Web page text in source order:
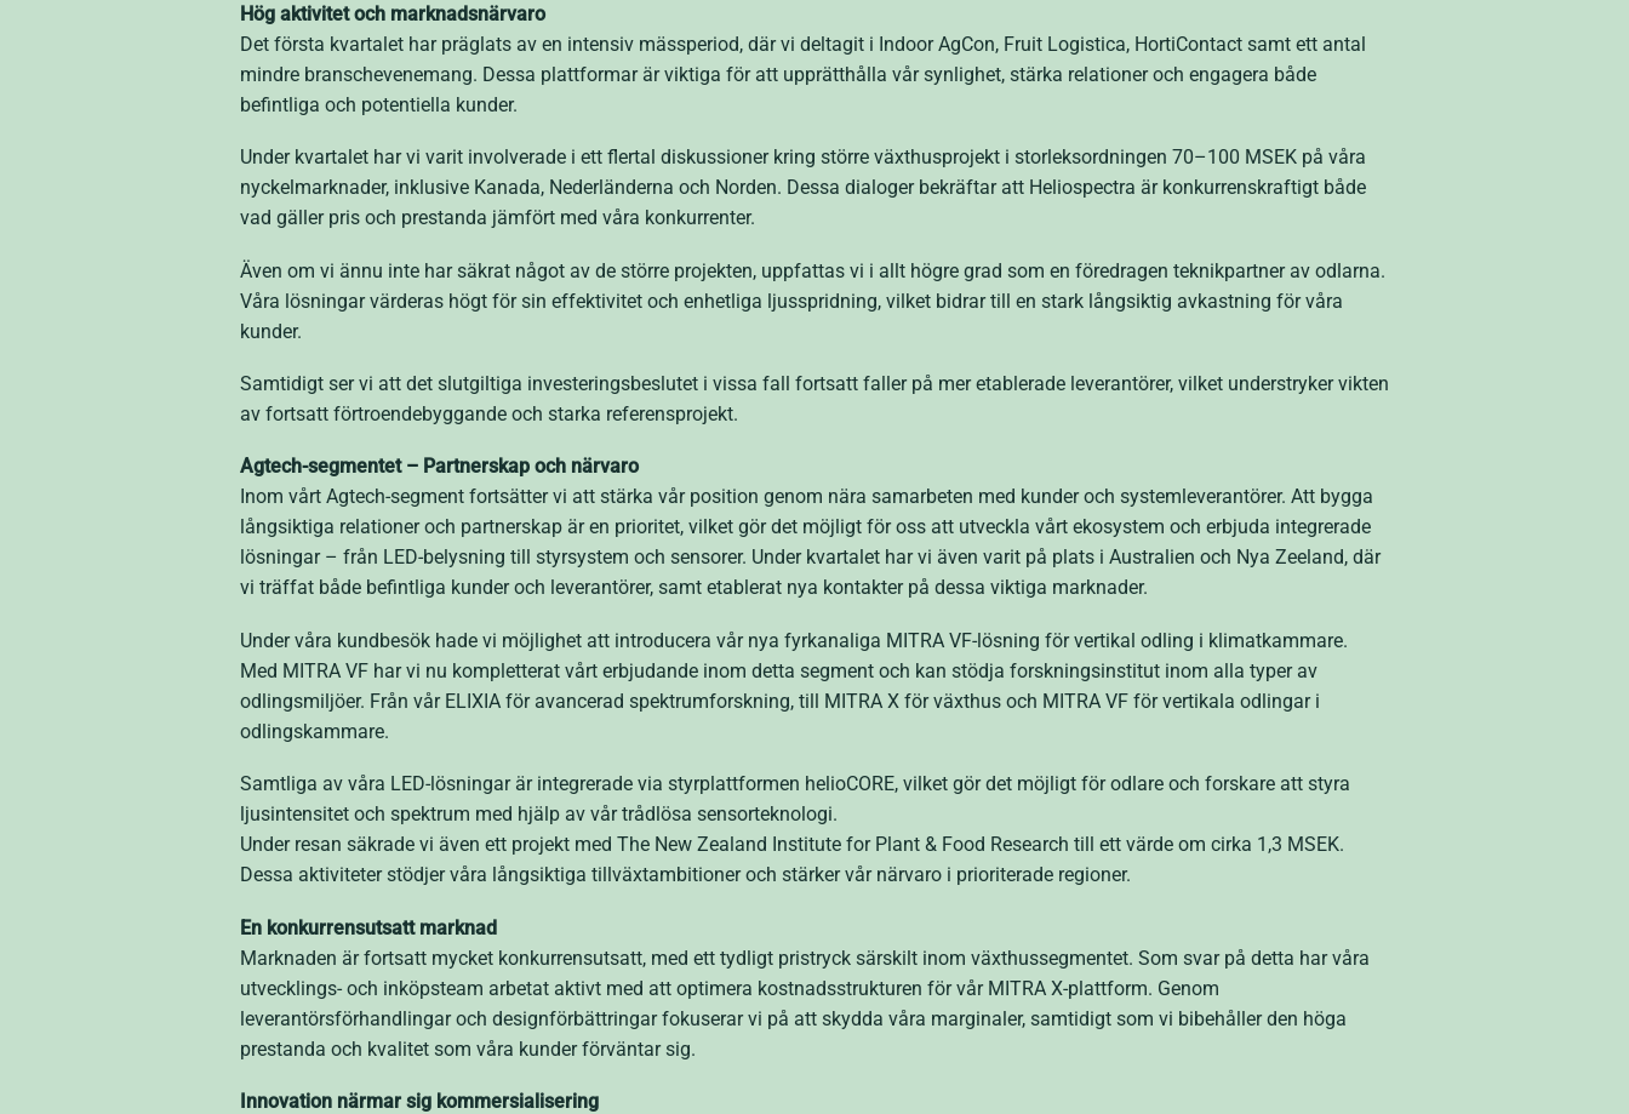
Hög aktivitet och marknadsnärvaro
Det första kvartalet har präglats av en intensiv mässperiod, där vi deltagit i Indoor AgCon, Fruit Logistica, HortiContact samt ett antal
mindre branschevenemang. Dessa plattformar är viktiga för att upprätthålla vår synlighet, stärka relationer och engagera både
befintliga och potentiella kunder.
Under kvartalet har vi varit involverade i ett flertal diskussioner kring större växthusprojekt i storleksordningen 70–100 MSEK på våra
nyckelmarknader, inklusive Kanada, Nederländerna och Norden. Dessa dialoger bekräftar att Heliospectra är konkurrenskraftigt både
vad gäller pris och prestanda jämfört med våra konkurrenter.
Även om vi ännu inte har säkrat något av de större projekten, uppfattas vi i allt högre grad som en föredragen teknikpartner av odlarna.
Våra lösningar värderas högt för sin effektivitet och enhetliga ljusspridning, vilket bidrar till en stark långsiktig avkastning för våra
kunder.
Samtidigt ser vi att det slutgiltiga investeringsbeslutet i vissa fall fortsatt faller på mer etablerade leverantörer, vilket understryker vikten
av fortsatt förtroendebyggande och starka referensprojekt.
Agtech-segmentet – Partnerskap och närvaro
Inom vårt Agtech-segment fortsätter vi att stärka vår position genom nära samarbeten med kunder och systemleverantörer. Att bygga
långsiktiga relationer och partnerskap är en prioritet, vilket gör det möjligt för oss att utveckla vårt ekosystem och erbjuda integrerade
lösningar – från LED-belysning till styrsystem och sensorer. Under kvartalet har vi även varit på plats i Australien och Nya Zeeland, där
vi träffat både befintliga kunder och leverantörer, samt etablerat nya kontakter på dessa viktiga marknader.
Under våra kundbesök hade vi möjlighet att introducera vår nya fyrkanaliga MITRA VF-lösning för vertikal odling i klimatkammare.
Med MITRA VF har vi nu kompletterat vårt erbjudande inom detta segment och kan stödja forskningsinstitut inom alla typer av
odlingsmiljöer. Från vår ELIXIA för avancerad spektrumforskning, till MITRA X för växthus och MITRA VF för vertikala odlingar i
odlingskammare.
Samtliga av våra LED-lösningar är integrerade via styrplattformen helioCORE, vilket gör det möjligt för odlare och forskare att styra
ljusintensitet och spektrum med hjälp av vår trådlösa sensorteknologi.
Under resan säkrade vi även ett projekt med The New Zealand Institute for Plant & Food Research till ett värde om cirka 1,3 MSEK.
Dessa aktiviteter stödjer våra långsiktiga tillväxtambitioner och stärker vår närvaro i prioriterade regioner.
En konkurrensutsatt marknad
Marknaden är fortsatt mycket konkurrensutsatt, med ett tydligt pristryck särskilt inom växthussegmentet. Som svar på detta har våra
utvecklings- och inköpsteam arbetat aktivt med att optimera kostnadsstrukturen för vår MITRA X-plattform. Genom
leverantörsförhandlingar och designförbättringar fokuserar vi på att skydda våra marginaler, samtidigt som vi bibehåller den höga
prestanda och kvalitet som våra kunder förväntar sig.
Innovation närmar sig kommersialisering